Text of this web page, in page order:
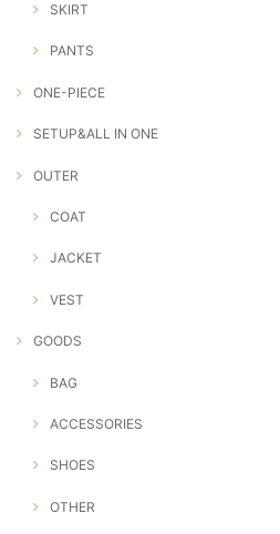
SKIRT
PANTS
ONE-PIECE
SETUP&ALL IN ONE
OUTER
COAT
JACKET
VEST
GOODS
BAG
ACCESSORIES
SHOES
OTHER